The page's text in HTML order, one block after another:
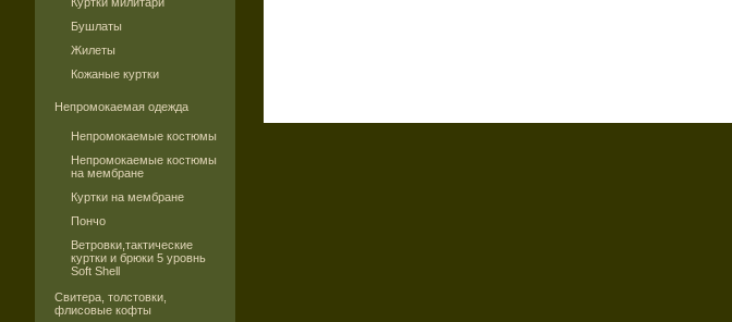
Бушлаты
Жилеты
Кожаные куртки
Непромокаемая одежда
Непромокаемые костюмы
Непромокаемые костюмы
на мембране
Куртки на мембране
Пончо
Ветровки,тактические
куртки и брюки 5 уровнь
Soft Shell
Свитера, толстовки,
флисовые кофты